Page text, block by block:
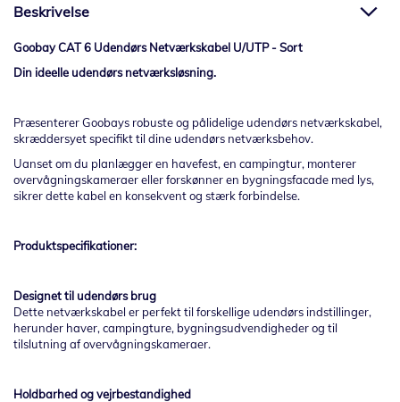
Beskrivelse
Goobay CAT 6 Udendørs Netværkskabel U/UTP - Sort
Din ideelle udendørs netværksløsning.
Præsenterer Goobays robuste og pålidelige udendørs netværkskabel,
skræddersyet specifikt til dine udendørs netværksbehov.
Uanset om du planlægger en havefest, en campingtur, monterer
overvågningskameraer eller forskønner en bygningsfacade med lys,
sikrer dette kabel en konsekvent og stærk forbindelse.
Produktspecifikationer:
Designet til udendørs brug
Dette netværkskabel er perfekt til forskellige udendørs indstillinger,
herunder haver, campingture, bygningsudvendigheder og til
tilslutning af overvågningskameraer.
Holdbarhed og vejrbestandighed